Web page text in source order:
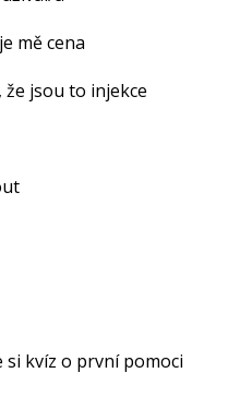
mě cena
že jsou to injekce
kvíz o první pomoci